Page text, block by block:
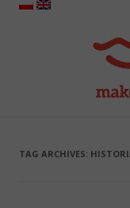
TAG ARCHIVES: